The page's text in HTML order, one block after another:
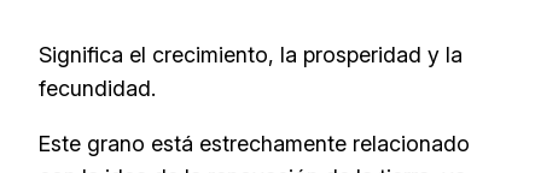
Significa el crecimiento, la prosperidad y la
fecundidad.
Este grano está estrechamente relacionado